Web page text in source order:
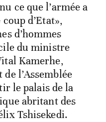
ce que l’armée a
d’Etat»,
d’hommes
du ministre
Kamerhe,
l’Assemblée
le palais de la
abritant des
Tshisekedi.